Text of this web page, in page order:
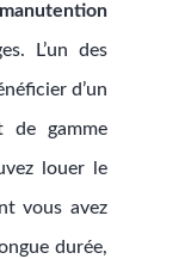
L’un des
d’un
de gamme
louer le
vous avez
durée,